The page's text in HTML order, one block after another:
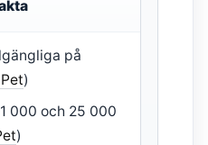
på
)
000 och 25 000
)